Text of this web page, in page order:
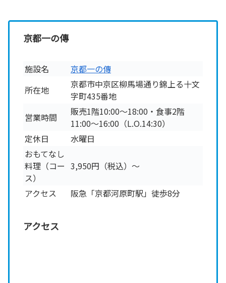
京都一の傳
施設名
京都一の傳
所在地
京都市中京区柳馬場通り錦上る十文
字町435番地
営業時間
販売1階10:00～18:00・食事2階
11:00～16:00（L.O.14:30）
定休日
水曜日
おもてなし
料理（コー
ス）
3,950円（税込）～
アクセス 阪急「京都河原町駅」徒歩8分
アクセス